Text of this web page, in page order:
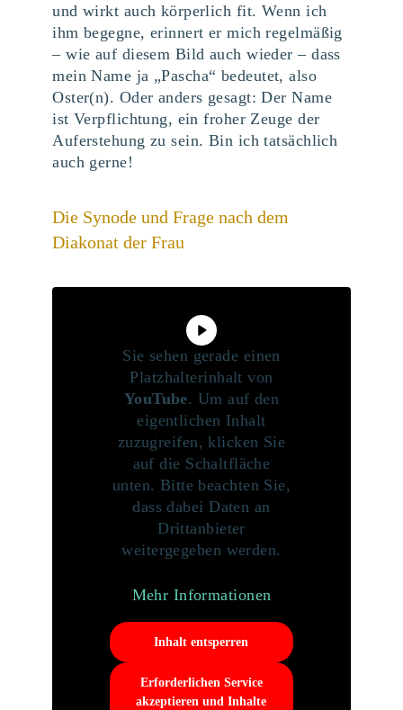
und wirkt auch körperlich fit. Wenn ich
ihm begegne, erinnert er mich regelmäßig
– wie auf diesem Bild auch wieder – dass
mein Name ja „Pascha“ bedeutet, also
Oster(n). Oder anders gesagt: Der Name
ist Verpflichtung, ein froher Zeuge der
Auferstehung zu sein. Bin ich tatsächlich
auch gerne!
Die Synode und Frage nach dem
Diakonat der Frau
Sie sehen gerade einen
Platzhalterinhalt von
YouTube. Um auf den
eigentlichen Inhalt
zuzugreifen, klicken Sie
auf die Schaltfläche
unten. Bitte beachten Sie,
dass dabei Daten an
Drittanbieter
weitergegeben werden.
Mehr Informationen
Inhalt entsperren
Erforderlichen Service
akzeptieren und Inhalte